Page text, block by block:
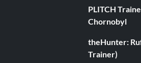
PLITCH
Chornobyl
theHunter:
Trainer)